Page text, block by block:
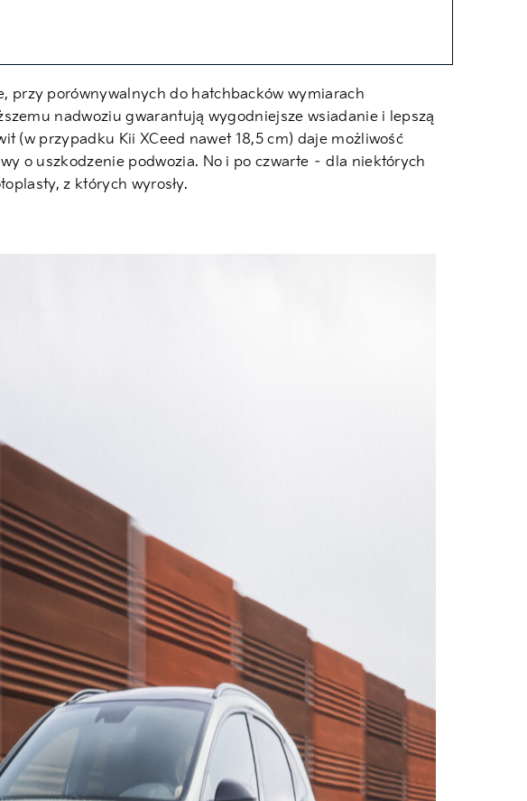
przy porównywalnych do hatchbacków wymiarach
nadwoziu gwarantują wygodniejsze wsiadanie i lepszą
(w przypadku Kii XCeed nawet 18,5 cm) daje możliwość
o uszkodzenie podwozia. No i po czwarte – dla niektórych
z których wyrosły.